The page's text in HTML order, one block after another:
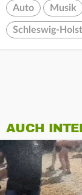
Auto Musik
Schleswig-
AUCH